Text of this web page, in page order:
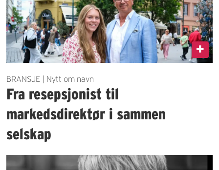
BRANSJE | Nytt om navn
Fra resepsjonist til
markedsdirektør i sammen
selskap